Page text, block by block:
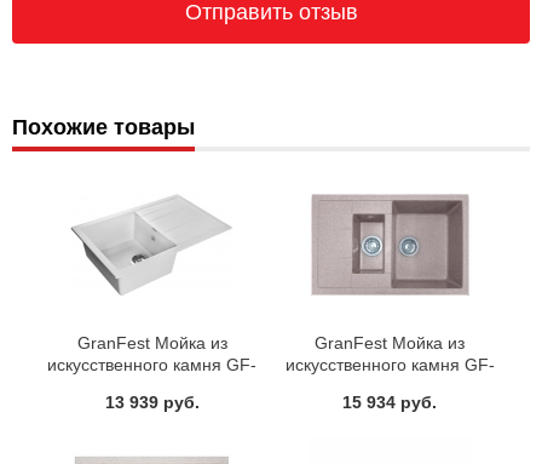
Похожие товары
GranFest Мойка из
искусственного камня GF-
13 939 руб.
GranFest Мойка из
искусственного камня GF-
15 934 руб.